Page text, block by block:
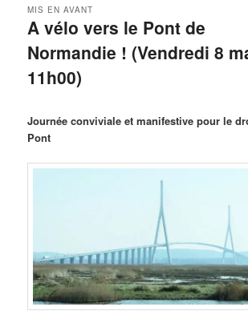
A vélo vers le Pont de
Normandie ! (Vendredi 8
11h00)
MIS EN AVANT
Journée conviviale et manifestive pour le
Pont